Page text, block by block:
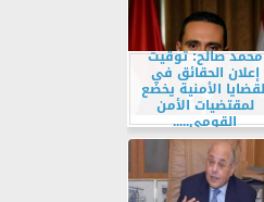
محمد صالح: توقيت
إعلان الحقائق في
الأمنية يخضع
لمقتضيات الأمن
القومي.....